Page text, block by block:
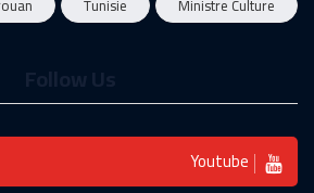
Ministre Culture
Tunisie
Youtube